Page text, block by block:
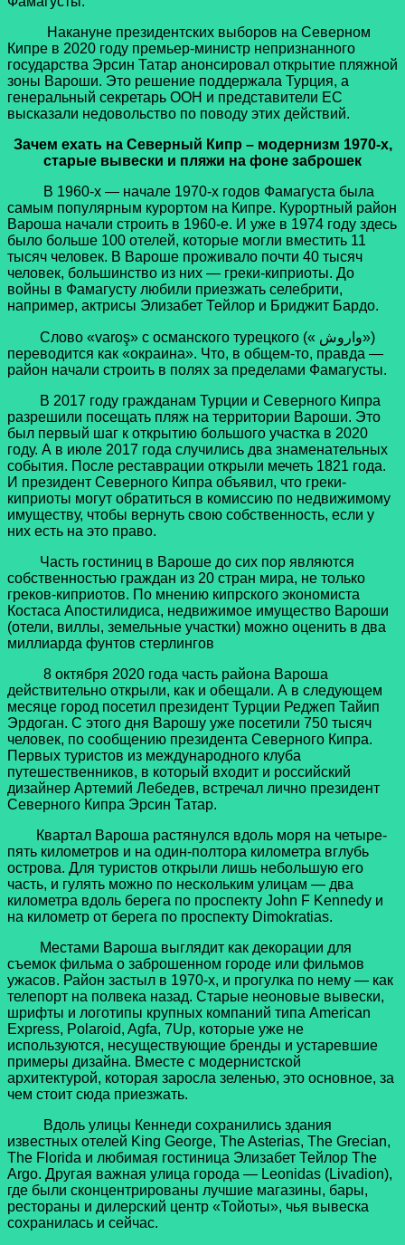
Накануне президентских выборов на Северном
Кипре в 2020 году премьер-министр непризнанного
государства Эрсин Татар анонсировал открытие пляжной
зоны Вароши. Это решение поддержала Турция, а
генеральный секретарь ООН и представители ЕС
высказали недовольство по поводу этих действий.
Зачем ехать на Северный Кипр – модернизм 1970-х,
старые вывески и пляжи на фоне заброшек
В 1960-х — начале 1970-х годов Фамагуста была
самым популярным курортом на Кипре. Курортный район
Вароша начали строить в 1960-е. И уже в 1974 году здесь
было больше 100 отелей, которые могли вместить 11
тысяч человек. В Вароше проживало почти 40 тысяч
человек, большинство из них — греки-киприоты. До
войны в Фамагусту любили приезжать селебрити,
например, актрисы Элизабет Тейлор и Бриджит Бардо.
Слово «varoş» с османского турецкого (« واروش»)
переводится как «окраина». Что, в общем-то, правда —
район начали строить в полях за пределами Фамагусты.
В 2017 году гражданам Турции и Северного Кипра
разрешили посещать пляж на территории Вароши. Это
был первый шаг к открытию большого участка в 2020
году. А в июле 2017 года случились два знаменательных
события. После реставрации открыли мечеть 1821 года.
И президент Северного Кипра объявил, что греки-
киприоты могут обратиться в комиссию по недвижимому
имуществу, чтобы вернуть свою собственность, если у
них есть на это право.
Часть гостиниц в Вароше до сих пор являются
собственностью граждан из 20 стран мира, не только
греков-киприотов. По мнению кипрского экономиста
Костаса Апостилидиса, недвижимое имущество Вароши
(отели, виллы, земельные участки) можно оценить в два
миллиарда фунтов стерлингов
8 октября 2020 года часть района Вароша
действительно открыли, как и обещали. А в следующем
месяце город посетил президент Турции Реджеп Тайип
Эрдоган. С этого дня Варошу уже посетили 750 тысяч
человек, по сообщению президента Северного Кипра.
Первых туристов из международного клуба
путешественников, в который входит и российский
дизайнер Артемий Лебедев, встречал лично президент
Северного Кипра Эрсин Татар.
Квартал Вароша растянулся вдоль моря на четыре-
пять километров и на один-полтора километра вглубь
острова. Для туристов открыли лишь небольшую его
часть, и гулять можно по нескольким улицам — два
километра вдоль берега по проспекту John F Kennedy и
на километр от берега по проспекту Dimokratias.
Местами Вароша выглядит как декорации для
съемок фильма о заброшенном городе или фильмов
ужасов. Район застыл в 1970-х, и прогулка по нему — как
телепорт на полвека назад. Старые неоновые вывески,
шрифты и логотипы крупных компаний типа American
Express, Polaroid, Agfa, 7Up, которые уже не
используются, несуществующие бренды и устаревшие
примеры дизайна. Вместе с модернистской
архитектурой, которая заросла зеленью, это основное, за
чем стоит сюда приезжать.
Вдоль улицы Кеннеди сохранились здания
известных отелей King George, The Asterias, The Grecian,
The Florida и любимая гостиница Элизабет Тейлор The
Argo. Другая важная улица города — Leonidas (Livadion),
где были сконцентрированы лучшие магазины, бары,
рестораны и дилерский центр «Тойоты», чья вывеска
сохранилась и сейчас.